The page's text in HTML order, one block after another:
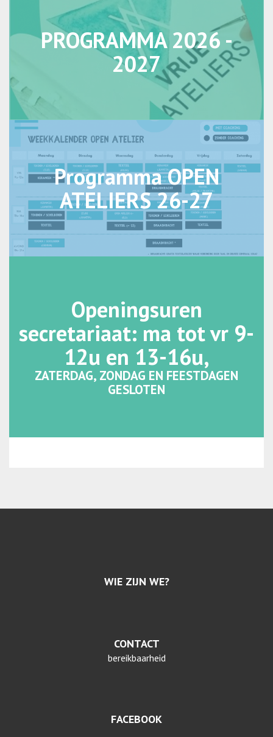
PROGRAMMA 2026 -
2027
Programma OPEN
ATELIERS 26-27
Openingsuren
secretariaat: ma tot vr 9-
12u en 13-16u,
ZATERDAG, ZONDAG EN FEESTDAGEN
GESLOTEN
WIE ZIJN WE?
CONTACT
bereikbaarheid
FACEBOOK